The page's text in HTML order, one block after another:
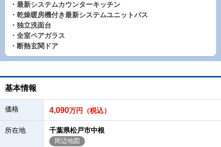
・最新システムカウンターキッチン
・乾燥暖房機付き最新システムユニットバス
・独立洗面台
・全室ペアガラス
・断熱玄関ドア
基本情報
価格 4,090万円（税込）
所在地 千葉県松戸市中根
周辺地図